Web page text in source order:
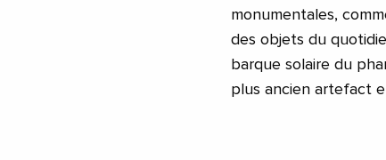
monumentales,
des objets du
barque solaire du
plus ancien artefact